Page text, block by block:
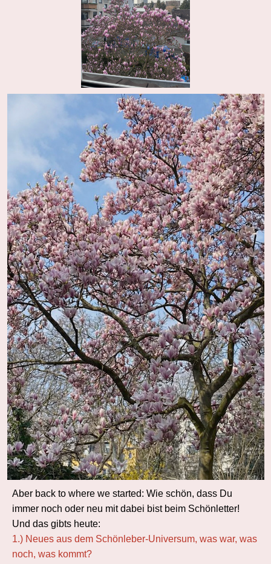
Aber back to where we started: Wie schön, dass Du
immer noch oder neu mit dabei bist beim Schönletter!
Und das gibts heute:
1.) Neues aus dem Schönleber-Universum, was war, was
noch, was kommt?